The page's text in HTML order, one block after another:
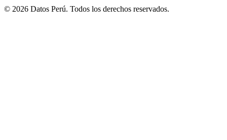
© 2026 Datos Perú. Todos los derechos reservados.